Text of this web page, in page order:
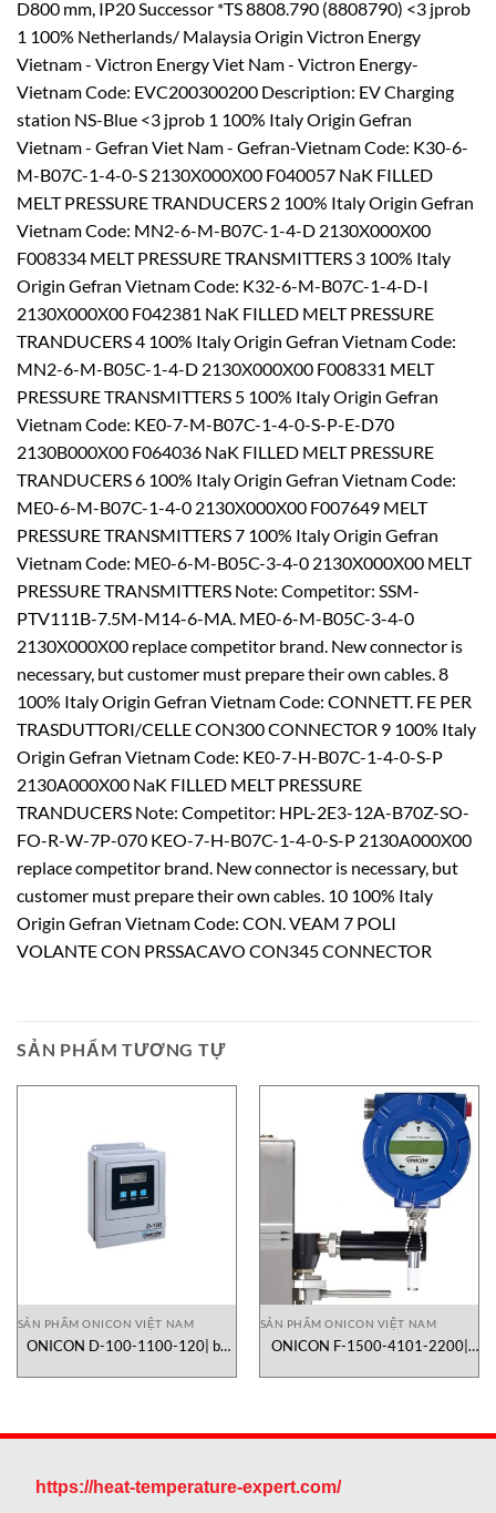
D800 mm, IP20 Successor *TS 8808.790 (8808790) <3 jprob
1 100% Netherlands/ Malaysia Origin Victron Energy
Vietnam - Victron Energy Viet Nam - Victron Energy-
Vietnam Code: EVC200300200 Description: EV Charging
station NS-Blue <3 jprob 1 100% Italy Origin Gefran
Vietnam - Gefran Viet Nam - Gefran-Vietnam Code: K30-6-
M-B07C-1-4-0-S 2130X000X00 F040057 NaK FILLED
MELT PRESSURE TRANDUCERS 2 100% Italy Origin Gefran
Vietnam Code: MN2-6-M-B07C-1-4-D 2130X000X00
F008334 MELT PRESSURE TRANSMITTERS 3 100% Italy
Origin Gefran Vietnam Code: K32-6-M-B07C-1-4-D-I
2130X000X00 F042381 NaK FILLED MELT PRESSURE
TRANDUCERS 4 100% Italy Origin Gefran Vietnam Code:
MN2-6-M-B05C-1-4-D 2130X000X00 F008331 MELT
PRESSURE TRANSMITTERS 5 100% Italy Origin Gefran
Vietnam Code: KE0-7-M-B07C-1-4-0-S-P-E-D70
2130B000X00 F064036 NaK FILLED MELT PRESSURE
TRANDUCERS 6 100% Italy Origin Gefran Vietnam Code:
ME0-6-M-B07C-1-4-0 2130X000X00 F007649 MELT
PRESSURE TRANSMITTERS 7 100% Italy Origin Gefran
Vietnam Code: ME0-6-M-B05C-3-4-0 2130X000X00 MELT
PRESSURE TRANSMITTERS Note: Competitor: SSM-
PTV111B-7.5M-M14-6-MA. ME0-6-M-B05C-3-4-0
2130X000X00 replace competitor brand. New connector is
necessary, but customer must prepare their own cables. 8
100% Italy Origin Gefran Vietnam Code: CONNETT. FE PER
TRASDUTTORI/CELLE CON300 CONNECTOR 9 100% Italy
Origin Gefran Vietnam Code: KE0-7-H-B07C-1-4-0-S-P
2130A000X00 NaK FILLED MELT PRESSURE
TRANDUCERS Note: Competitor: HPL-2E3-12A-B70Z-SO-
FO-R-W-7P-070 KEO-7-H-B07C-1-4-0-S-P 2130A000X00
replace competitor brand. New connector is necessary, but
customer must prepare their own cables. 10 100% Italy
Origin Gefran Vietnam Code: CON. VEAM 7 POLI
VOLANTE CON PRSSACAVO CON345 CONNECTOR
SẢN PHẨM TƯƠNG TỰ
SẢN PHẨM ONICON VIỆT NAM
ONICON D-100-1100-120| bộ
lượng công nghiệp
SẢN PHẨM ONICON VIỆT NAM
ONICON F-1500-4101-2200|
https://heat-temperature-expert.com/